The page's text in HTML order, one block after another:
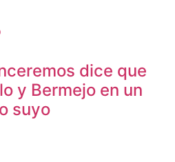
dice que
y Bermejo en un
suyo